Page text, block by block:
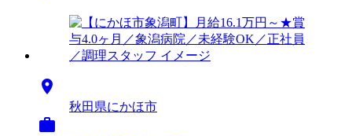

秋田県にかほ市
